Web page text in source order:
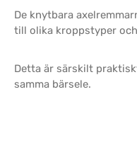
De knytbara
till olika kroppstyper
Detta är särskilt
samma bärsele.